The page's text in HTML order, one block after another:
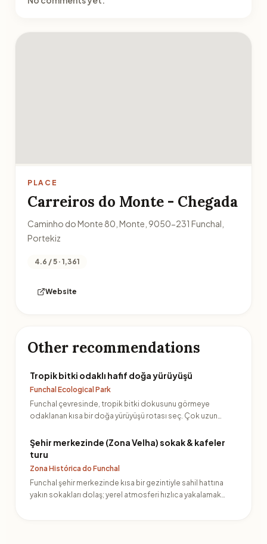
PLACE
Carreiros do Monte - Chegada
Caminho do Monte 80, Monte, 9050-231 Funchal,
Portekiz
4.6 / 5 · 1,361
Website
Other recommendations
Tropik bitki odaklı hafif doğa yürüyüşü
Funchal Ecological Park
Funchal çevresinde, tropik bitki dokusunu görmeye
odaklanan kısa bir doğa yürüyüşü rotası seç. Çok uzun
Şehir merkezinde (Zona Velha) sokak & kafeler
turu
Zona Histórica do Funchal
Funchal şehir merkezinde kısa bir gezintiyle sahil hattına
yakın sokakları dolaş; yerel atmosferi hızlıca yakalamak…